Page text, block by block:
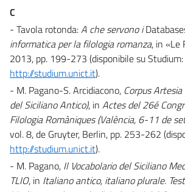
C
- Tavola rotonda:A che servono i
informatica per la filologia romanza, in «Le
2013, pp. 199-273 (disponibile su Studium:
http://studium.unict.it).
- M. Pagano-S. Arcidiacono, Corpus
del Siciliano Antico), in Actes del 26é
Filologia Romàniques (València, 6-11 de
vol. 8, de Gruyter, Berlin, pp. 253-262
http://studium.unict.it).
- M. Pagano, Il Vocabolario del Siciliano
TLIO, in Italiano antico, italiano plurale.